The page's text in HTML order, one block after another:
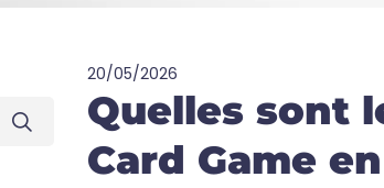
20/05/2026
Quelles sont
Card Game